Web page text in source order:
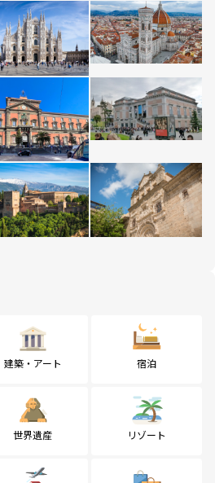
建築・アート 宿泊
世界遺産 リゾート